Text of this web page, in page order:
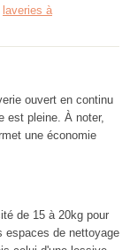
laveries à
ouvert en continu
est pleine. À noter,
une économie
de 15 à 20kg pour
espaces de nettoyage